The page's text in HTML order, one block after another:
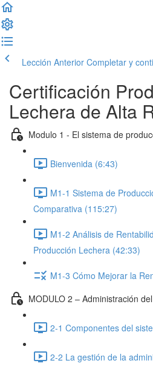
Lección Anterior Completar y
Certificación
Lechera de Alta
Modulo 1 - El sistema de
Bienvenida (6:43)
M1-1 Sistema de
Comparativa (115:27)
M1-2 Análisis de
Producción Lechera (42:33)
M1-3 Cómo Mejorar la
MODULO 2 – Administración
2-1 Componentes del
2-2 La gestión de la